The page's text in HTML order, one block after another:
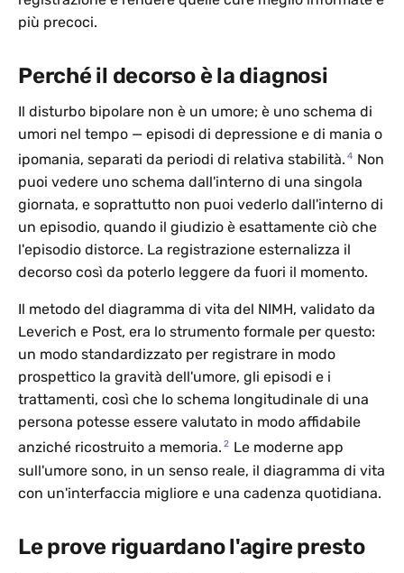
più precoci.
Perché il decorso è la diagnosi
Il disturbo bipolare non è un umore; è uno schema di
umori nel tempo — episodi di depressione e di mania o
ipomania, separati da periodi di relativa stabilità. 4 Non
puoi vedere uno schema dall'interno di una singola
giornata, e soprattutto non puoi vederlo dall'interno di
un episodio, quando il giudizio è esattamente ciò che
l'episodio distorce. La registrazione esternalizza il
decorso così da poterlo leggere da fuori il momento.
Il metodo del diagramma di vita del NIMH, validato da
Leverich e Post, era lo strumento formale per questo:
un modo standardizzato per registrare in modo
prospettico la gravità dell'umore, gli episodi e i
trattamenti, così che lo schema longitudinale di una
persona potesse essere valutato in modo affidabile
anziché ricostruito a memoria. 2 Le moderne app
sull'umore sono, in un senso reale, il diagramma di vita
con un'interfaccia migliore e una cadenza quotidiana.
Le prove riguardano l'agire presto